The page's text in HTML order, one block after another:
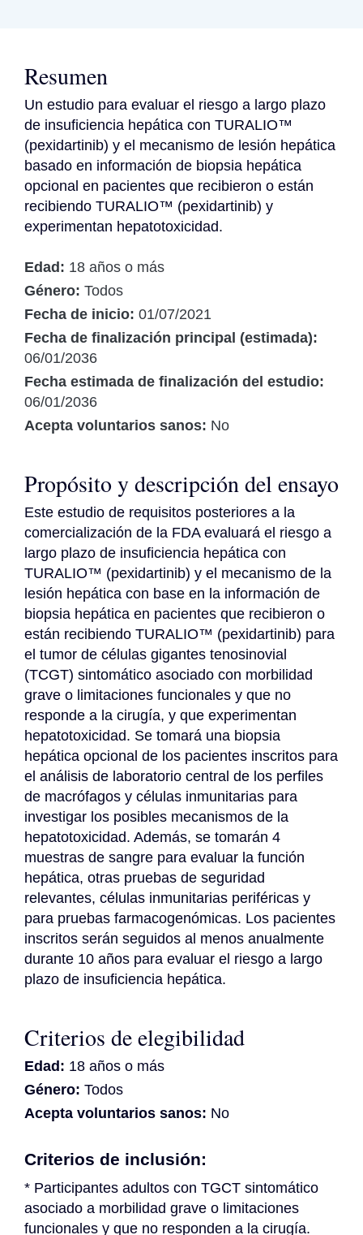
Resumen
Un estudio para evaluar el riesgo a largo plazo
de insuficiencia hepática con TURALIO™
(pexidartinib) y el mecanismo de lesión hepática
basado en información de biopsia hepática
opcional en pacientes que recibieron o están
recibiendo TURALIO™ (pexidartinib) y
experimentan hepatotoxicidad.
Edad: 18 años o más
Género: Todos
Fecha de inicio: 01/07/2021
Fecha de finalización principal (estimada):
06/01/2036
Fecha estimada de finalización del estudio:
06/01/2036
Acepta voluntarios sanos: No
Propósito y descripción del ensayo
Este estudio de requisitos posteriores a la
comercialización de la FDA evaluará el riesgo a
largo plazo de insuficiencia hepática con
TURALIO™ (pexidartinib) y el mecanismo de la
lesión hepática con base en la información de
biopsia hepática en pacientes que recibieron o
están recibiendo TURALIO™ (pexidartinib) para
el tumor de células gigantes tenosinovial
(TCGT) sintomático asociado con morbilidad
grave o limitaciones funcionales y que no
responde a la cirugía, y que experimentan
hepatotoxicidad. Se tomará una biopsia
hepática opcional de los pacientes inscritos para
el análisis de laboratorio central de los perfiles
de macrófagos y células inmunitarias para
investigar los posibles mecanismos de la
hepatotoxicidad. Además, se tomarán 4
muestras de sangre para evaluar la función
hepática, otras pruebas de seguridad
relevantes, células inmunitarias periféricas y
para pruebas farmacogenómicas. Los pacientes
inscritos serán seguidos al menos anualmente
durante 10 años para evaluar el riesgo a largo
plazo de insuficiencia hepática.
Criterios de elegibilidad
Edad: 18 años o más
Género: Todos
Acepta voluntarios sanos: No
Criterios de inclusión:
* Participantes adultos con TGCT sintomático
asociado a morbilidad grave o limitaciones
funcionales y que no responden a la cirugía.